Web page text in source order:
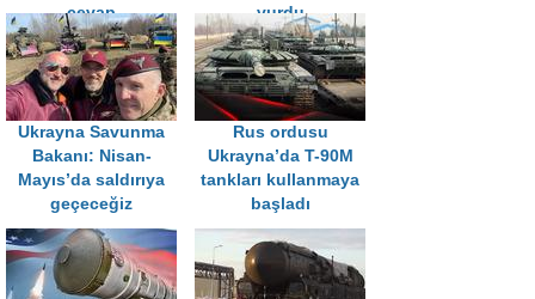
cevap
vurdu
Ukrayna Savunma
Bakanı: Nisan-
Mayıs’da saldırıya
geçeceğiz
Rus ordusu
Ukrayna’da T-90M
tankları kullanmaya
başladı